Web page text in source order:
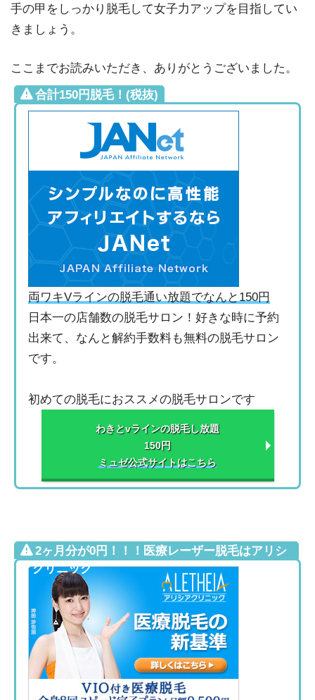
手の甲をしっかり脱毛して女子力アップを目指してい
きましょう。
ここまでお読みいただき、ありがとうございました。
合計150円脱毛！(税抜)
両ワキVラインの脱毛通い放題でなんと150円
日本一の店舗数の脱毛サロン！好きな時に予約
出来て、なんと解約手数料も無料の脱毛サロン
です。
初めての脱毛におススメの脱毛サロンです
わきとvラインの脱毛し放題
150円
ミュゼ公式サイトはこちら
2ヶ月分が0円！！！医療レーザー脱毛はアリシ
アクリニック